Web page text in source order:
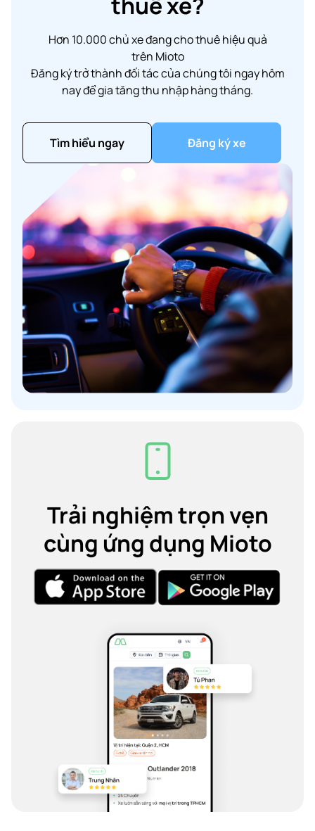
Hơn 10.000 chủ xe đang cho thuê hiệu quả
trên Mioto
Đăng ký trở thành đối tác của chúng tôi ngay hôm
nay để gia tăng thu nhập hàng tháng.
Tìm hiểu ngay Đăng ký xe
Trải nghiệm trọn vẹn
cùng ứng dụng Mioto